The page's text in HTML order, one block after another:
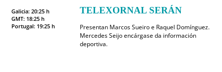
Galicia: 20:25 h
GMT: 18:25 h
Portugal: 19:25 h
TELEXORNAL SERÁN
Presentan Marcos Sueiro e Raquel Domínguez.
Mercedes Seijo encárgase da información
deportiva.